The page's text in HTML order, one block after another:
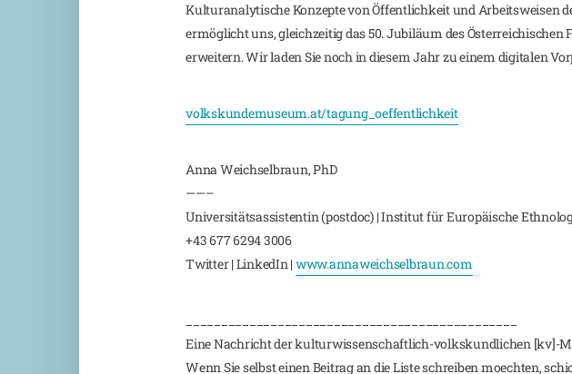
Kulturanalytische Konzepte von Öffentlichkeit und Arbeitsweisen
ermöglicht uns, gleichzeitig das 50. Jubiläum des
erweitern. Wir laden Sie noch in diesem Jahr zu einem digitalen
volkskundemuseum.at/tagung_oeffentlichkeit
Anna Weichselbraun, PhD
——–
Universitätsassistentin (postdoc) | Institut für Europäische
+43 677 6294 3006
Twitter | LinkedIn | www.annaweichselbraun.com
Eine Nachricht der kulturwissenschaftlich-volkskundlichen [kv]-
Wenn Sie selbst einen Beitrag an die Liste schreiben moechten,